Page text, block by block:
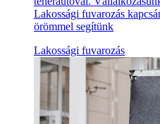
Lakossági fuvarozás
örömmel segítünk
Lakossági fuvarozás